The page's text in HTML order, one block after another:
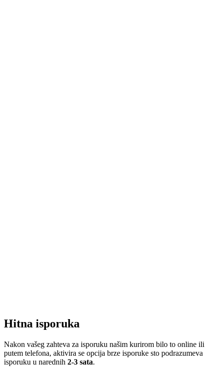
Hitna isporuka
Nakon vašeg zahteva za isporuku našim kurirom bilo to online ili
putem telefona, aktivira se opcija brze isporuke sto podrazumeva
isporuku u narednih 2-3 sata.